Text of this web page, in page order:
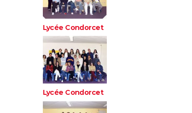
Lycée Condorcet
Lycée Condorcet